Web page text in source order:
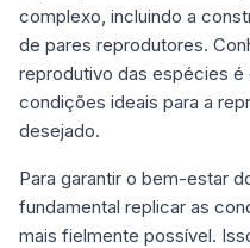
complexo, incluindo a
de pares reprodutores.
reprodutivo das espécies é
condições ideais para a
desejado.
Para garantir o bem-estar
fundamental replicar as
mais fielmente possível.